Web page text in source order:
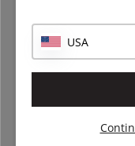
EXXENT
Skjærebrett, 75 x 30 cm -
USA